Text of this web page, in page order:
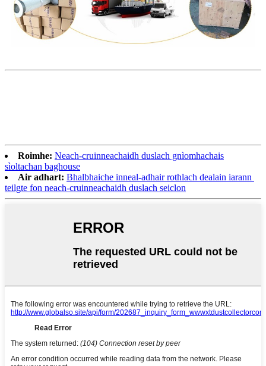
Roimhe: Neach-cruinneachaidh duslach gnìomhachais
sìoltachan baghouse
Air adhart: Bhalbhaiche inneal-adhair rothlach dealain iarann ​​​​
teilgte fon neach-cruinneachaidh duslach seiclon